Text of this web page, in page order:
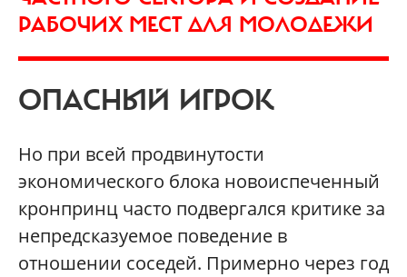
РАБОЧИХ МЕСТ ДЛЯ МОЛОДЕЖИ
ОПАСНЫЙ ИГРОК
Но при всей продвинутости
экономического блока новоиспеченный
кронпринц часто подвергался критике за
непредсказуемое поведение в
отношении соседей. Примерно через год